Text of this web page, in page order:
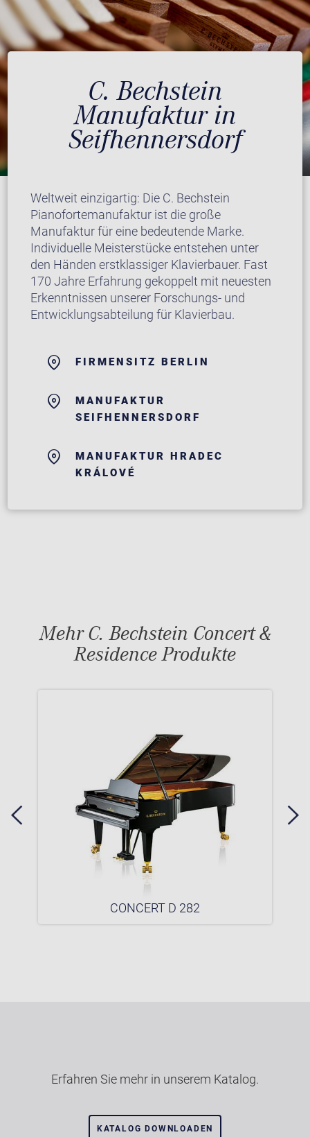
C. Bechstein
Manufaktur in
Seifhennersdorf
Weltweit einzigartig: Die C. Bechstein
Pianofortemanufaktur ist die große
Manufaktur für eine bedeutende Marke.
Individuelle Meisterstücke entstehen unter
den Händen erstklassiger Klavierbauer. Fast
170 Jahre Erfahrung gekoppelt mit neuesten
Erkenntnissen unserer Forschungs- und
Entwicklungsabteilung für Klavierbau.
FIRMENSITZ BERLIN
MANUFAKTUR
SEIFHENNERSDORF
MANUFAKTUR HRADEC
KRÁLOVÉ
Mehr C. Bechstein Concert &
Residence Produkte
CONCERT D 282
Erfahren Sie mehr in unserem Katalog.
KATALOG DOWNLOADEN